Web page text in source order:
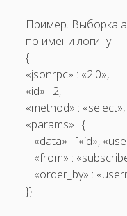
Пример. Выборка
по имени логину.
{
«jsonrpc» : «2.0»,
«id» : 2,
«method» : «select»,
«params» : {
«data» : [«id»,
«from» :
«order_by» :
}}